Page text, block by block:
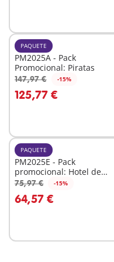
PAQUETE
PM2025A - Pack
Promocional: Piratas
147,97 € -15%
125,77 €
A la cesta
PAQUETE
PM2025E - Pack
promocional: Hotel de
Animales
75,97 € -15%
64,57 €
A la cesta